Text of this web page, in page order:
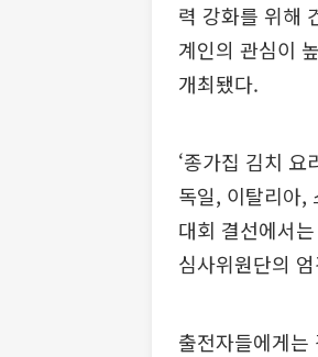
력 강화를 위해
계인의 관심이
개최됐다.
‘종가집 김치
독일, 이탈리아,
대회 결선에서
심사위원단의
출전자들에게